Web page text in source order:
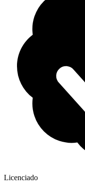
Licenciado